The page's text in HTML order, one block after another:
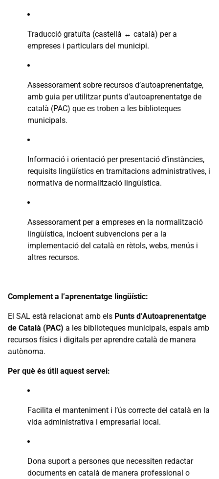
Traducció gratuïta (castellà ↔ català) per a
empreses i particulars del municipi.
Assessorament sobre recursos d’autoaprenentatge,
amb guia per utilitzar punts d’autoaprenentatge de
català (PAC) que es troben a les biblioteques
municipals.
Informació i orientació per presentació d’instàncies,
requisits lingüístics en tramitacions administratives, i
normativa de normalització lingüística.
Assessorament per a empreses en la normalització
lingüística, incloent subvencions per a la
implementació del català en rètols, webs, menús i
altres recursos.
Complement a l’aprenentatge lingüístic:
El SAL està relacionat amb els Punts d’Autoaprenentatge
de Català (PAC) a les biblioteques municipals, espais amb
recursos físics i digitals per aprendre català de manera
autònoma.
Per què és útil aquest servei:
Facilita el manteniment i l’ús correcte del català en la
vida administrativa i empresarial local.
Dona suport a persones que necessiten redactar
documents en català de manera professional o